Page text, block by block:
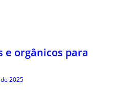
orgânicos para
2025